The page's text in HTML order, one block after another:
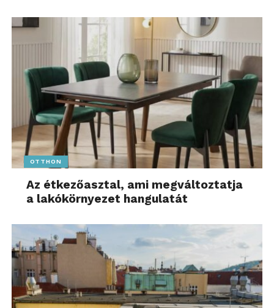
OTTHON
Az étkezőasztal, ami megváltoztatja
a lakókörnyezet hangulatát